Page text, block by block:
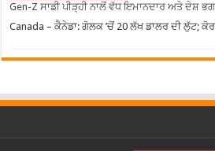
Gen-Z ਸਾਡੀ ਪੀੜ੍ਹੀ ਨਾਲੋਂ ਵੱਧ ਇਮਾਨਦਾਰ ਅਤੇ ਦੇਸ਼
Canada – ਕੈਨੇਡਾ: ਗੋਲਕ ’ਚੋਂ 20 ਲੱਖ ਡਾਲਰ ਦੀ ਲੁੱਟ;